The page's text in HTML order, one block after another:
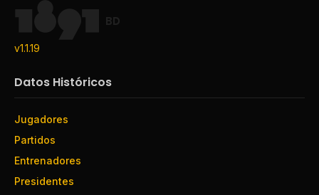
BD
v1.1.19
Datos Históricos
Jugadores
Partidos
Entrenadores
Presidentes